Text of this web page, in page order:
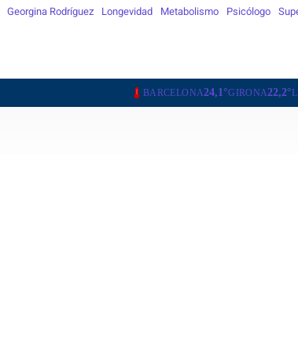
Georgina Rodríguez Longevidad Metabolismo Psicólogo
GIRONA22,2°LLEIDA23,4°